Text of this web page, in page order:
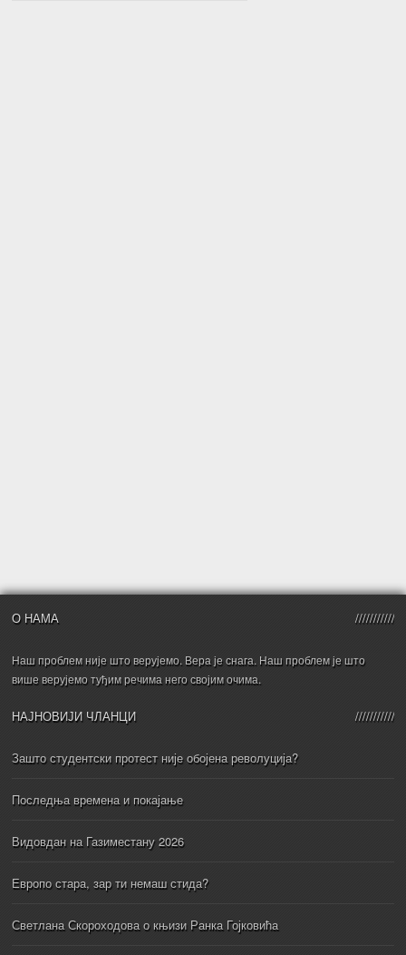
О НАМА
Наш проблем није што верујемо. Вера је снага. Наш проблем је што
више верујемо туђим речима него својим очима.
НАЈНОВИЈИ ЧЛАНЦИ
Зашто студентски протест није обојена револуција?
Последња времена и покајање
Видовдан на Газиместану 2026
Европо стара, зар ти немаш стида?
Светлана Скороходова о књизи Ранка Гојковића